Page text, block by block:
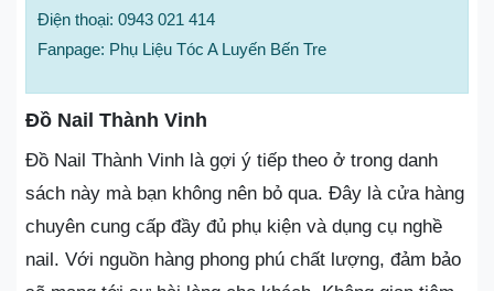
Điện thoại: 0943 021 414
Fanpage: Phụ Liệu Tóc A Luyến Bến Tre
Đồ Nail Thành Vinh
Đồ Nail Thành Vinh là gợi ý tiếp theo ở trong danh
sách này mà bạn không nên bỏ qua. Đây là cửa hàng
chuyên cung cấp đầy đủ phụ kiện và dụng cụ nghề
nail. Với nguồn hàng phong phú chất lượng, đảm bảo